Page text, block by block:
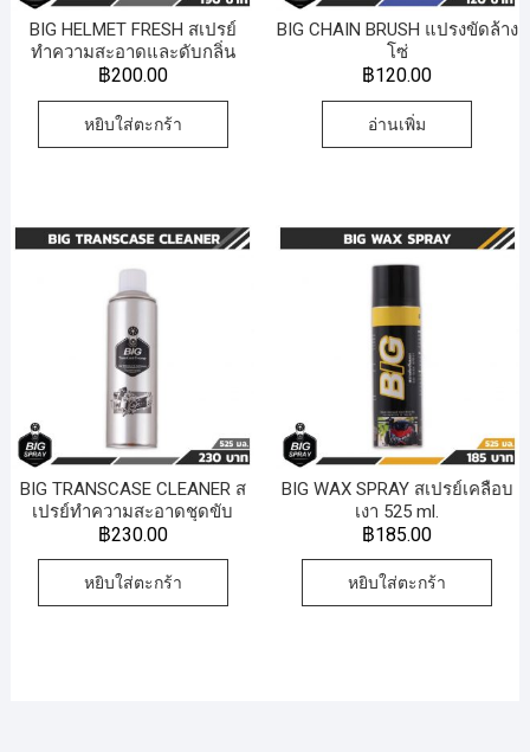
BIG HELMET FRESH สเปรย์
ทำความสะอาดและดับกลิ่น
หมวกกันน็อค
฿200.00
หยิบใส่ตะกร้า
BIG CHAIN BRUSH แปรงขัดล้าง
โซ่
฿120.00
อ่านเพิ่ม
BIG TRANSCASE CLEANER ส
เปรย์ทำความสะอาดชุดขับ
เคลื่อนสายพาน มูเล่ 525 ml.
฿230.00
หยิบใส่ตะกร้า
BIG WAX SPRAY สเปรย์เคลือบ
เงา 525 ml.
฿185.00
หยิบใส่ตะกร้า